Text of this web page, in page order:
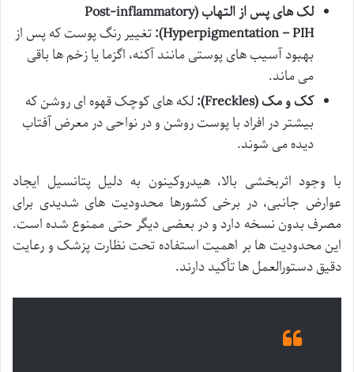
لک های پس از التهاب (Post-inflammatory
Hyperpigmentation – PIH): تغییر رنگ پوست که پس از
بهبود آسیب های پوستی مانند آکنه، اگزما یا زخم ها باقی
می ماند.
کک و مک (Freckles):
لکه های کوچک قهوه ای روشن که
بیشتر در افراد با پوست روشن و در نواحی در معرض آفتاب
دیده می شوند.
با وجود اثربخشی بالا، هیدروکینون به دلیل پتانسیل ایجاد
عوارض جانبی، در برخی کشورها محدودیت های شدیدی برای
مصرف بدون نسخه دارد و در بعضی دیگر حتی ممنوع شده است.
این محدودیت ها بر اهمیت استفاده تحت نظارت پزشک و رعایت
دقیق دستورالعمل ها تأکید دارند.